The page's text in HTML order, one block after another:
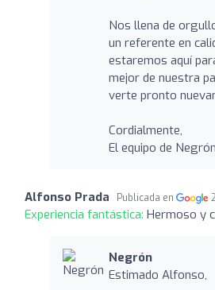
Nos llena de
un referente en
estaremos aquí
mejor de nuestra
verte pronto
Cordialmente,
El equipo de Negrón
Alfonso Prada Publicada en
Experiencia fantástica: Hermoso y
Negrón
Estimado Alfonso,